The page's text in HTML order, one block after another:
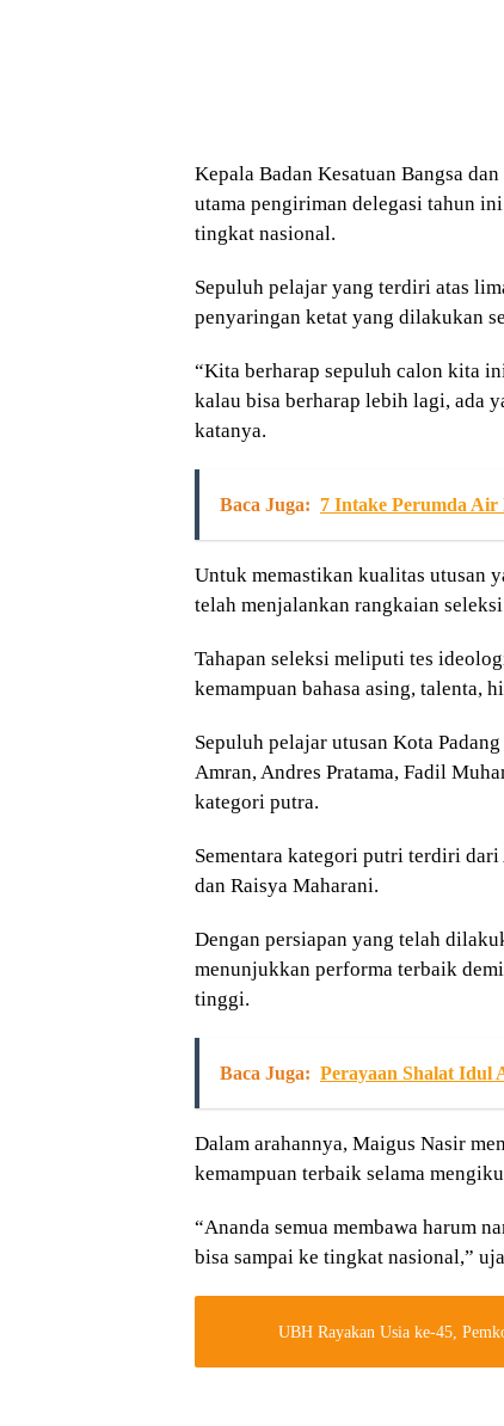
Kepala Badan Kesatuan Bangsa
utama pengiriman delegasi tahun
tingkat nasional.
Sepuluh pelajar yang terdiri atas
penyaringan ketat yang dilakukan
“Kita berharap sepuluh calon kita
kalau bisa berharap lebih lagi, ada
katanya.
Baca Juga: 7 Intake Perumda
Untuk memastikan kualitas utusan
telah menjalankan rangkaian
Tahapan seleksi meliputi tes
kemampuan bahasa asing, talenta,
Sepuluh pelajar utusan Kota
Amran, Andres Pratama, Fadil
kategori putra.
Sementara kategori putri terdiri
dan Raisya Maharani.
Dengan persiapan yang telah
menunjukkan performa terbaik
tinggi.
Baca Juga: Perayaan Shalat Idul
Dalam arahannya, Maigus Nasir
kemampuan terbaik selama
“Ananda semua membawa harum
bisa sampai ke tingkat nasional,”
UBH Rayakan Usia ke-45,